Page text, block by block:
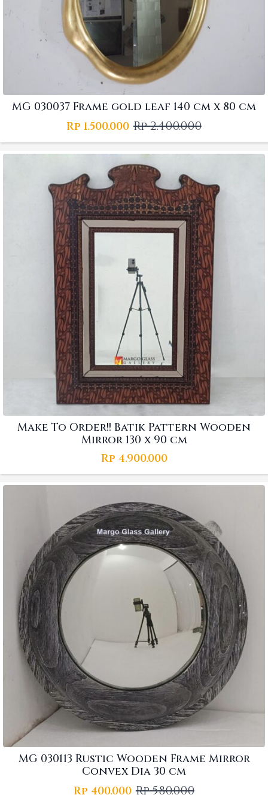
MG 030037 Frame gold leaf 140 cm x 80 cm
Rp2.400.000
Original
price
was:
Rp 2.400.000.
Rp 1.500.000 Current
price
is:
Rp 1.500.000.
Make To Order!! Batik Pattern Wooden
Mirror 130 x 90 cm
Rp 4.900.000
MG 030113 Rustic Wooden Frame Mirror
Convex Dia 30 cm
Rp580.000
Original
Rp 400.000 Current